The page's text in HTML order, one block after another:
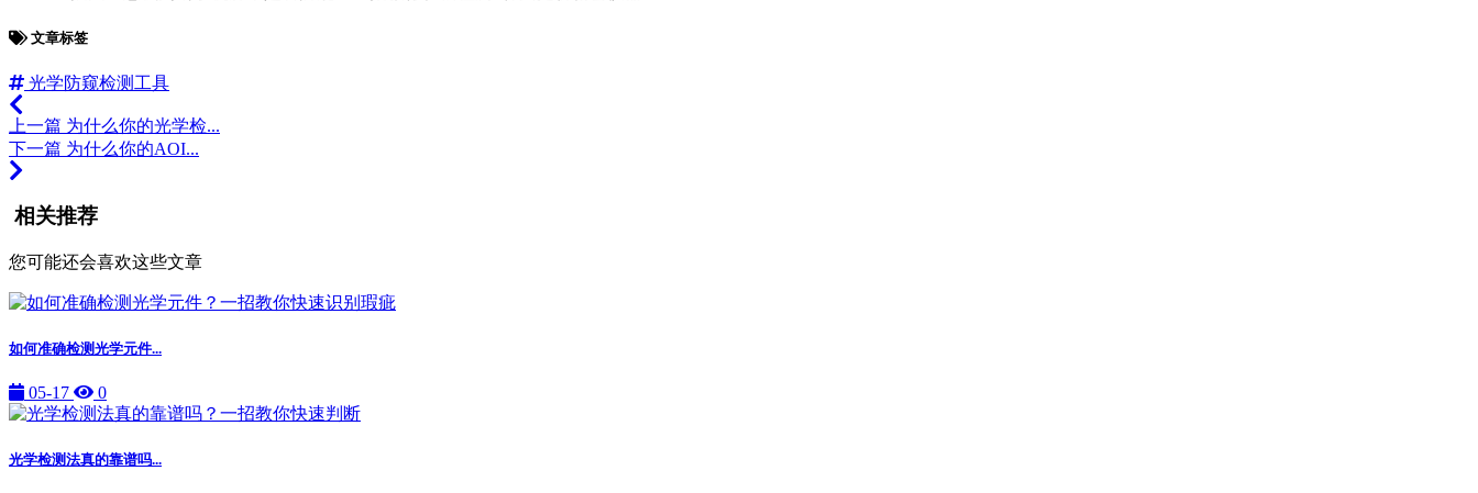
文章标签
光学防窥检测工具
上一篇 为什么你的光学检...
下一篇 为什么你的AOI...
相关推荐
您可能还会喜欢这些文章
如何准确检测光学元件...
05-17 0
光学检测法真的靠谱吗...